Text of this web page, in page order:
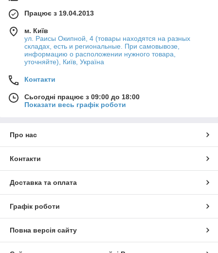
Працює з 19.04.2013
м. Київ
ул. Раисы Окипной, 4 (товары находятся на разных
складах, есть и региональные. При самовывозе,
информацию о расположении нужного товара,
уточняйте), Київ, Україна
Контакти
Сьогодні працює з 09:00 до 18:00
Показати весь графік роботи
Про нас
Контакти
Доставка та оплата
Графік роботи
Повна версія сайту